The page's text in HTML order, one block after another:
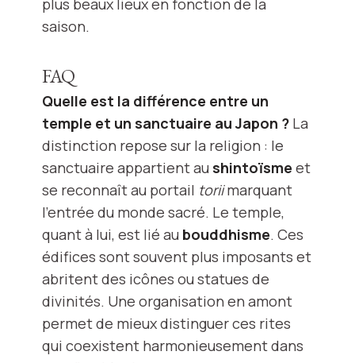
saison.
FAQ
Quelle est la différence entre un
temple et un sanctuaire au Japon ? La
distinction repose sur la religion : le
sanctuaire appartient au shintoïsme et
se reconnaît au portail toriimarquant
l'entrée du monde sacré. Le temple,
quant à lui, est lié au bouddhisme. Ces
édifices sont souvent plus imposants et
abritent des icônes ou statues de
divinités. Une organisation en amont
permet de mieux distinguer ces rites
qui coexistent harmonieusement dans